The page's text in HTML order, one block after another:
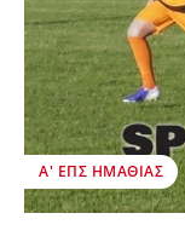
Α' ΕΠΣ ΗΜΑΘΊΑΣ